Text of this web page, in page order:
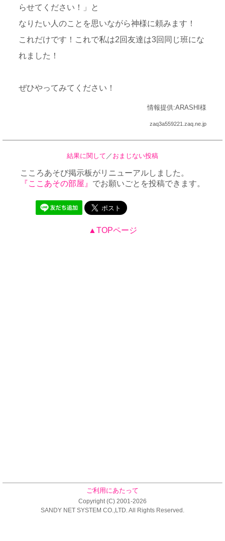
らせてください！」と
なりたい人のことを思いながら神様に頼みます！
これだけです！これで私は2回友達は3回同じ班にな
れました！
ぜひやってみてください！
情報提供:ARASHI様
zaq3a559221.zaq.ne.jp
結果に関して ／ おまじない投稿
こころあそび掲示板がリニューアルしました。
『ここあその部屋』 でお願いごとを投稿できます。
▲TOPページ
ご利用にあたって
Copyright (C) 2001-2026
SANDY NET SYSTEM CO.,LTD. All Rights Reserved.